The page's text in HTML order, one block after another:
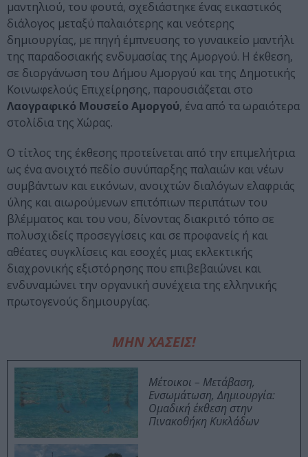
μαντηλιού, του φουτά, σχεδιάστηκε ένας εικαστικός
διάλογος μεταξύ παλαιότερης και νεότερης
δημιουργίας, με πηγή έμπνευσης το γυναικείο μαντήλι
της παραδοσιακής ενδυμασίας της Αμοργού. Η έκθεση,
σε διοργάνωση του Δήμου Αμοργού και της Δημοτικής
Κοινωφελούς Επιχείρησης, παρουσιάζεται στο
Λαογραφικό Μουσείο Αμοργού, ένα από τα ωραιότερα
στολίδια της Χώρας.
Ο τίτλος της έκθεσης προτείνεται από την επιμελήτρια
ως ένα ανοιχτό πεδίο συνύπαρξης παλαιών και νέων
συμβάντων και εικόνων, ανοιχτών διαλόγων ελαφριάς
ύλης και αιωρούμενων επιτόπιων περιπάτων του
βλέμματος και του νου, δίνοντας διακριτό τόπο σε
πολυσχιδείς προσεγγίσεις και σε προφανείς ή και
αθέατες συγκλίσεις και εσοχές μιας εκλεκτικής
διαχρονικής εξιστόρησης που επιβεβαιώνει και
ενδυναμώνει την οργανική συνέχεια της ελληνικής
πρωτογενούς δημιουργίας.
ΜΗΝ ΧΑΣΕΙΣ!
Μέτοικοι – Μετάβαση,
Ενσωμάτωση, Δημιουργία:
Ομαδική έκθεση στην
Πινακοθήκη Κυκλάδων